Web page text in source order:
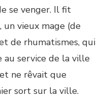
se venger. Il fit
vieux mage (de
de rhumatismes, qui
au service de la ville
ne rêvait que
sort sur la ville.